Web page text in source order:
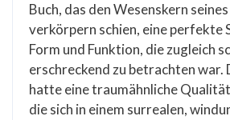
Buch, das den Wesenskern
verkörpern schien, eine perfekte
Form und Funktion, die zugleich
erschreckend zu betrachten war.
hatte eine traumähnliche
die sich in einem surrealen,